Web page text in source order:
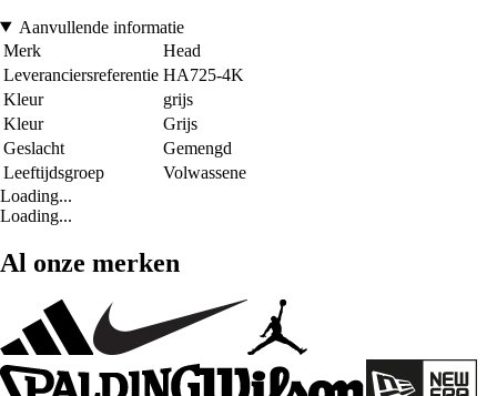
Aanvullende informatie
Merk
Head
Leveranciersreferentie HA725-4K
Kleur
grijs
Kleur
Grijs
Geslacht
Gemengd
Leeftijdsgroep
Volwassene
Loading...
Loading...
Al onze merken